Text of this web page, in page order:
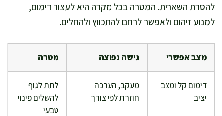
להסרת השארית. המטרה בכל מקרה היא לעצור דימום,
למנוע זיהום ולאפשר לרחם להתכווץ ולהחלים.
מצב אפשרי גישה נפוצה מטרה
דימום קל ומצב
יציב
מעקב, הערכה
חוזרת לפי צורך
לתת לגוף
להשלים פינוי
טבעי